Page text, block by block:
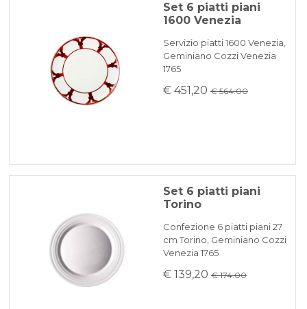
Set 6 piatti piani
1600 Venezia
Servizio piatti 1600 Venezia,
Geminiano Cozzi Venezia
1765
€ 451,20 € 564.00
Set 6 piatti piani
Torino
Confezione 6 piatti piani 27
cm Torino, Geminiano Cozzi
Venezia 1765
€ 139,20 € 174.00